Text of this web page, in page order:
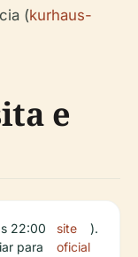
(kurhaus-
e
22:00
para
site
oficial
).